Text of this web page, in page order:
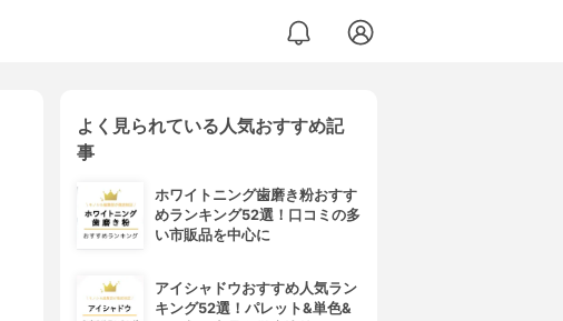
よく見られている人気おすすめ記
事
ホワイトニング歯磨き粉おすす
めランキング52選！口コミの多
い市販品を中心に
アイシャドウおすすめ人気ラン
キング52選！パレット&単色&